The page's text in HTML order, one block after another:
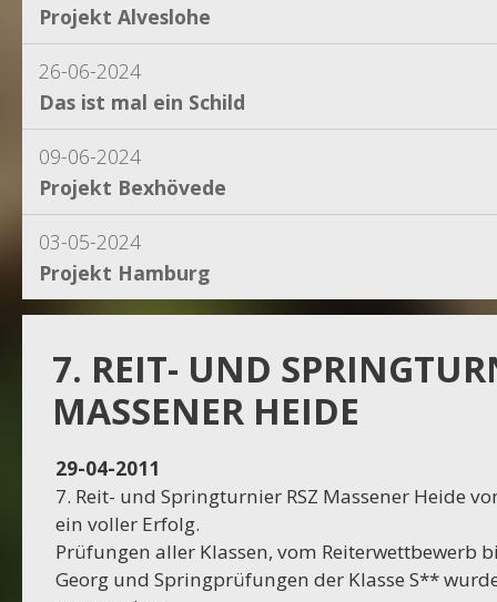
Projekt Alveslohe
26-06-2024
Das ist mal ein Schild
09-06-2024
Projekt Bexhövede
03-05-2024
Projekt Hamburg
Projekt Dassel
16-11-2023
16-10-2023
Projekt Bexhövede
09-10-2023
7. REIT- UND
MASSENER HEIDE
29-04-2011
7. Reit- und Springturnier RSZ Massener Heide
ein voller Erfolg.
Prüfungen aller Klassen, vom Reiterwettbewerb
Georg und Springprüfungen der Klasse S**